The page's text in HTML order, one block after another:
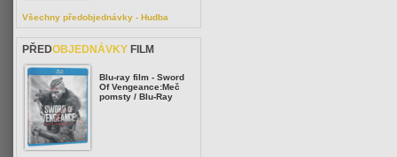
Všechny předobjednávky - Hudba
PŘEDOBJEDNÁVKY FILM
Blu-ray film - Sword
Of Vengeance:Meč
pomsty / Blu-Ray